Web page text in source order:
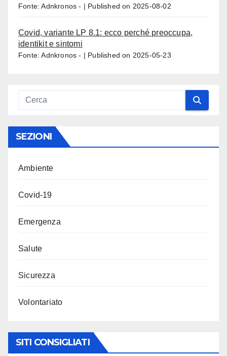
Fonte: Adnkronos - Published on 2025-08-02
Covid, variante LP 8.1: ecco perché preoccupa,
identikit e sintomi
Fonte: Adnkronos - Published on 2025-05-23
SEZIONI
Ambiente
Covid-19
Emergenza
Salute
Sicurezza
Volontariato
SITI CONSIGLIATI